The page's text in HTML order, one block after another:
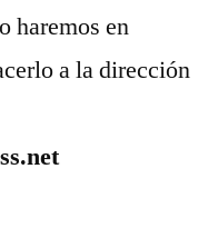
haremos en
a la dirección